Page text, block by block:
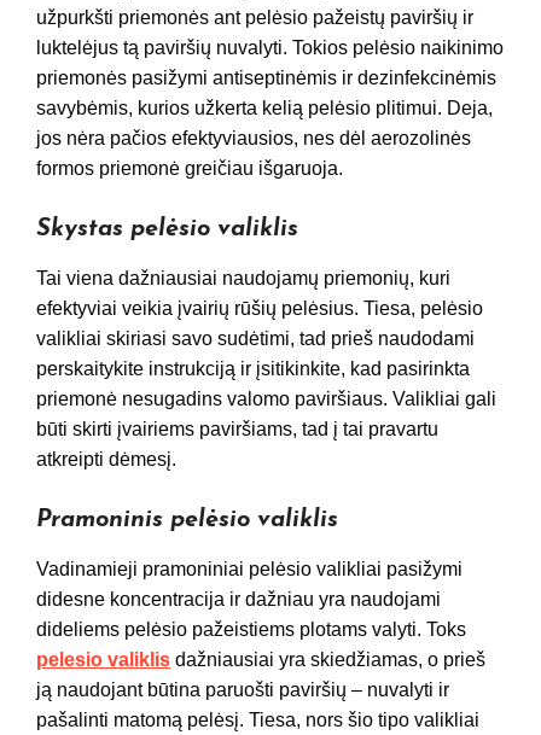
užpurkšti priemonės ant pelėsio pažeistų paviršių ir
luktelėjus tą paviršių nuvalyti. Tokios pelėsio naikinimo
priemonės pasižymi antiseptinėmis ir dezinfekcinėmis
savybėmis, kurios užkerta kelią pelėsio plitimui. Deja,
jos nėra pačios efektyviausios, nes dėl aerozolinės
formos priemonė greičiau išgaruoja.
Skystas pelėsio valiklis
Tai viena dažniausiai naudojamų priemonių, kuri
efektyviai veikia įvairių rūšių pelėsius. Tiesa, pelėsio
valikliai skiriasi savo sudėtimi, tad prieš naudodami
perskaitykite instrukciją ir įsitikinkite, kad pasirinkta
priemonė nesugadins valomo paviršiaus. Valikliai gali
būti skirti įvairiems paviršiams, tad į tai pravartu
atkreipti dėmesį.
Pramoninis pelėsio valiklis
Vadinamieji pramoniniai pelėsio valikliai pasižymi
didesne koncentracija ir dažniau yra naudojami
dideliems pelėsio pažeistiems plotams valyti. Toks
pelesio valiklis dažniausiai yra skiedžiamas, o prieš
ją naudojant būtina paruošti paviršių – nuvalyti ir
pašalinti matomą pelėsį. Tiesa, nors šio tipo valikliai